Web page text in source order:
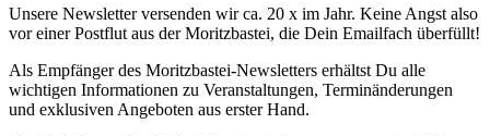
Unsere Newsletter versenden wir ca. 20 x im Jahr. Keine Angst also
vor einer Postflut aus der Moritzbastei, die Dein Emailfach überfüllt!
Als Empfänger des Moritzbastei-Newsletters erhältst Du alle
wichtigen Informationen zu Veranstaltungen, Terminänderungen
und exklusiven Angeboten aus erster Hand.